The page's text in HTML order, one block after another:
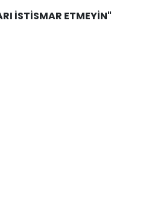
İSTİSMAR ETMEYİN"